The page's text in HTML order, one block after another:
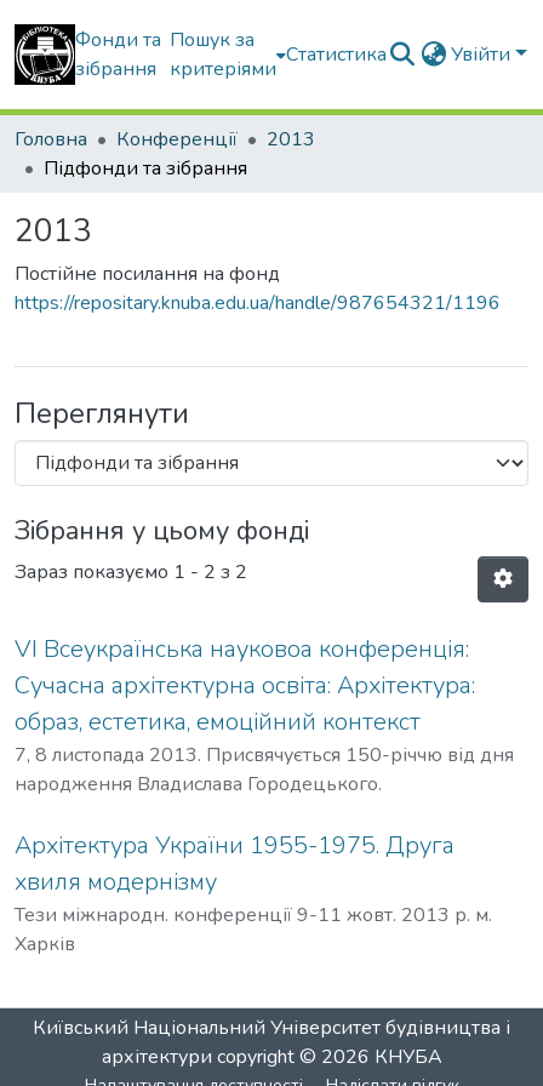
Фонди та
зібрання
Пошук за
критеріями
Статистика Увійти
Головна Конференції
2013
Підфонди та зібрання
2013
Постійне посилання на фонд
https://repositary.knuba.edu.ua/handle/987654321/1196
Переглянути
Зібрання у цьому фонді
Зараз показуємо 1 - 2 з 2
VI Всеукраїнська науковоа конференція:
Сучасна архітектурна освіта: Архітектура:
образ, естетика, емоційний контекст
7, 8 листопада 2013. Присвячується 150-річчю від дня
народження Владислава Городецького.
Архітектура України 1955-1975. Друга
хвиля модернізму
Тези міжнародн. конференції 9-11 жовт. 2013 р. м.
Харків
Київський Національний Університет будівництва і
архітектури copyright © 2026 КНУБА